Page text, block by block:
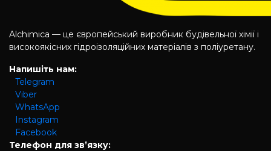
Alchimica — це європейський виробник будівельної хімії і
високоякісних гідроізоляційних матеріалів з поліуретану.
Напишіть нам:
Telegram
Viber
WhatsApp
Instagram
Facebook
Телефон для зв’язку: